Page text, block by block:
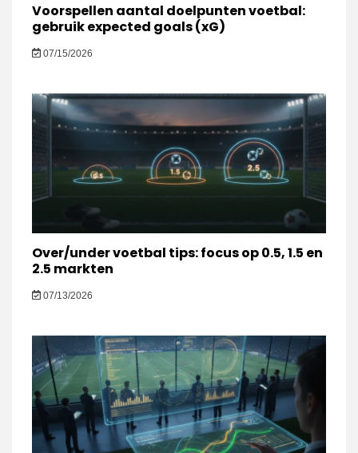
Voorspellen aantal doelpunten voetbal:
gebruik expected goals (xG)
07/15/2026
Over/under voetbal tips: focus op 0.5, 1.5 en
2.5 markten
07/13/2026